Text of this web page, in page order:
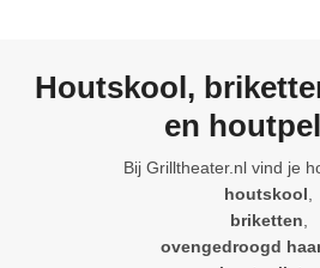
Houtskool,
en
Bij Grilltheater.nl vind je
houtskool
briketten
ovengedroogd